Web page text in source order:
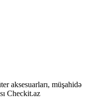
aksesuarları, müşahidə
Checkit.az